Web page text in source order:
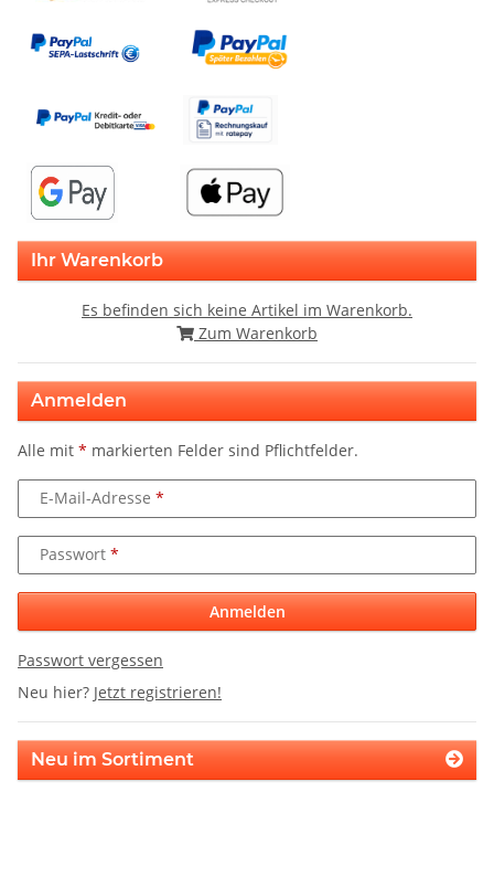
Ihr Warenkorb
Es befinden sich keine Artikel im Warenkorb.
Zum Warenkorb
Anmelden
Alle mit * markierten Felder sind Pflichtfelder.
E-Mail-Adresse
Passwort
Anmelden
Passwort vergessen
Neu hier? Jetzt registrieren!
Neu im Sortiment